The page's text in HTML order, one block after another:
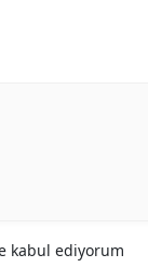
kabul ediyorum